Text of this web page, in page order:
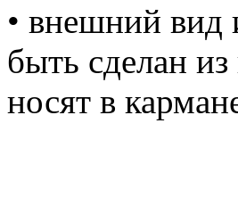
• внешний вид
быть сделан
носят в